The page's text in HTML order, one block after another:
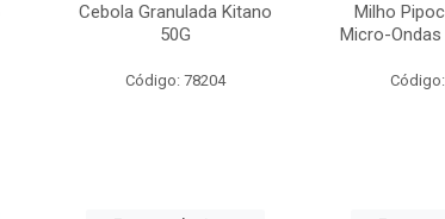
Cebola Granulada Kitano
50G
Código: 78204
Milho
Micro-Ondas